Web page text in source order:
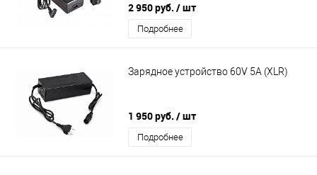
2 950 руб. / шт
Подробнее
Зарядное устройство 60V 5A (XLR)
1 950 руб. / шт
Подробнее